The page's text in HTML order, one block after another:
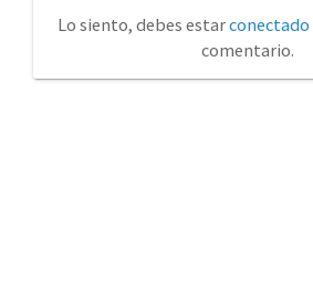
Lo siento, debes estarconectado
comentario.